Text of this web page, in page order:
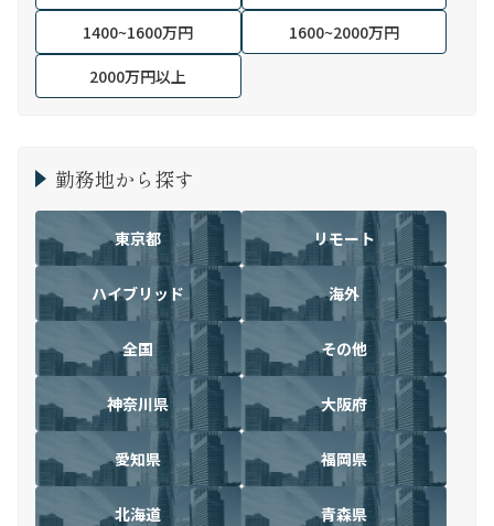
1400~1600万円
1600~2000万円
2000万円以上
勤務地から探す
東京都 リモート
ハイブリッド 海外
全国 その他
神奈川県 大阪府
愛知県 福岡県
北海道 青森県